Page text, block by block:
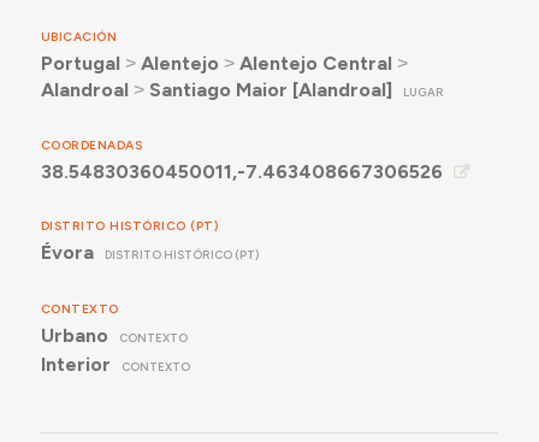
UBICACIÓN
Portugal ˃ Alentejo ˃ Alentejo Central ˃
Alandroal ˃ Santiago Maior [Alandroal] LUGAR
COORDENADAS
38.54830360450011,-7.463408667306526
DISTRITO HISTÓRICO (PT)
Évora DISTRITO HISTÓRICO (PT)
CONTEXTO
Urbano CONTEXTO
Interior CONTEXTO